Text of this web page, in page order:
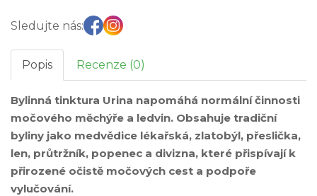
Sledujte nás:
Popis Recenze (0)
Bylinná tinktura Urina napomáhá normální činnosti
močového měchýře a ledvin. Obsahuje tradiční
byliny jako medvědice lékařská, zlatobýl, přeslička,
len, průtržník, popenec a divizna, které přispívají k
přirozené očistě močových cest a podpoře
vylučování.